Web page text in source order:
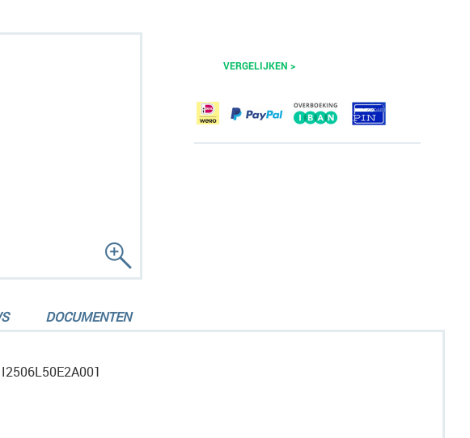
VERGELIJKEN >
I2506L50E2A001
DOCUMENTEN